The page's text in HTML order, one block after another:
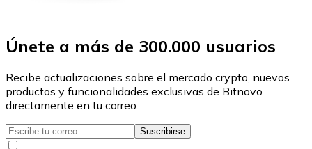
Únete a más de 300.000 usuarios
Recibe actualizaciones sobre el mercado crypto, nuevos
productos y funcionalidades exclusivas de Bitnovo
directamente en tu correo.
Suscribirse